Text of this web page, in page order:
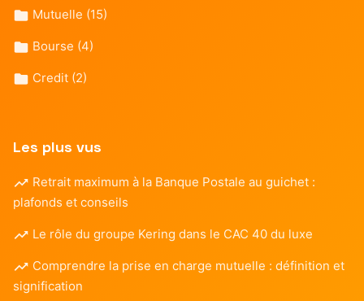
Mutuelle (15)
Bourse (4)
Credit (2)
Les plus vus
Retrait maximum à la Banque Postale au guichet :
plafonds et conseils
Le rôle du groupe Kering dans le CAC 40 du luxe
Comprendre la prise en charge mutuelle : définition et
signification